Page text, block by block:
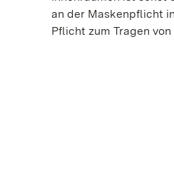
an der Maskenpflicht
Pflicht zum Tragen